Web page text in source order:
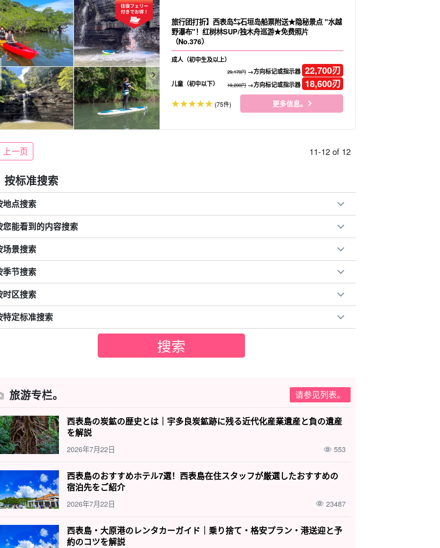
旅行团打折】西表岛⇆石垣岛船票附送★隐秘景点 "水越
野瀑布"！红树林SUP/独木舟巡游★免费照片
（No.376）
成人（初中生及以上）
29,170円→方向标记或指示器 22,700刃
儿童（初中以下） 19,200円→方向标记或指示器 18,600刃
(75件) 更多信息。
上一页 11-12 of 12
按标准搜索
地点搜索
您能看到的内容搜索
场景搜索
季节搜索
时区搜索
特定标准搜索
旅游专栏。 请参见列表。
西表島の炭鉱の歴史とは｜宇多良炭鉱跡に残る近代化産業遺産と負の遺産
を解説
2026年7月22日 553
西表島のおすすめホテル7選！西表島在住スタッフが厳選したおすすめの
宿泊先をご紹介
2026年7月22日 23487
西表島・大原港のレンタカーガイド｜乗り捨て・格安プラン・港送迎と予
約のコツを解説